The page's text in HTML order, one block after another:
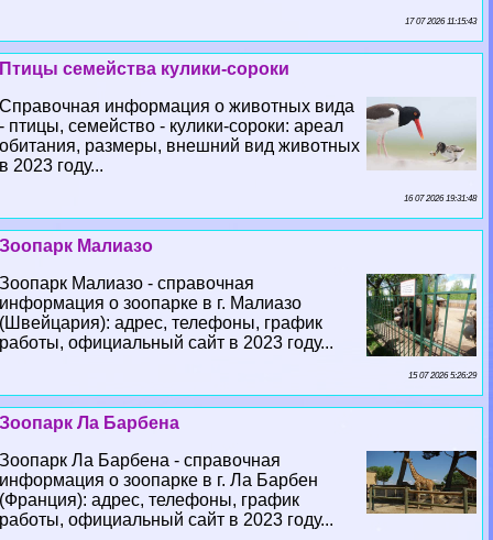
17 07 2026 11:15:43
Птицы семейства кулики-сороки
Справочная информация о животных вида
- птицы, семейство - кулики-сороки: ареал
обитания, размеры, внешний вид животных
в 2023 году...
16 07 2026 19:31:48
Зоопарк Малиазо
Зоопарк Малиазо - справочная
информация о зоопарке в г. Малиазо
(Швейцария): адрес, телефоны, график
работы, официальный сайт в 2023 году...
15 07 2026 5:26:29
Зоопарк Ла Барбена
Зоопарк Ла Барбена - справочная
информация о зоопарке в г. Ла Барбен
(Франция): адрес, телефоны, график
работы, официальный сайт в 2023 году...